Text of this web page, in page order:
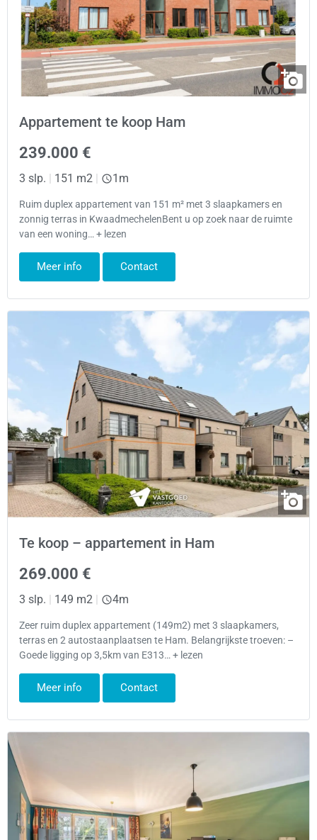
Appartement te koop Ham
239.000 €
3 slp. | 151 m2 | 1m
Ruim duplex appartement van 151 m² met 3 slaapkamers en
zonnig terras in KwaadmechelenBent u op zoek naar de ruimte
van een woning… + lezen
Meer info Contact
Te koop – appartement in Ham
269.000 €
3 slp. | 149 m2 | 4m
Zeer ruim duplex appartement (149m2) met 3 slaapkamers,
terras en 2 autostaanplaatsen te Ham. Belangrijkste troeven: –
Goede ligging op 3,5km van E313… + lezen
Meer info Contact